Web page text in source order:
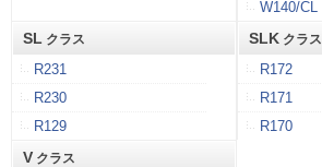
W140/CL
SL クラス
R231
R230
R129
SLK クラス
R172
R171
R170
V クラス